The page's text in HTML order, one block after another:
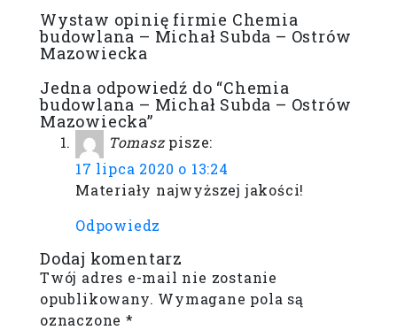
Wystaw opinię firmie Chemia
budowlana – Michał Subda – Ostrów
Mazowiecka
Jedna odpowiedź do “Chemia
budowlana – Michał Subda – Ostrów
Mazowiecka”
Tomasz pisze:
17 lipca 2020 o 13:24
Materiały najwyższej jakości!
Odpowiedz
Dodaj komentarz
Twój adres e-mail nie zostanie
opublikowany. Wymagane pola są
oznaczone*